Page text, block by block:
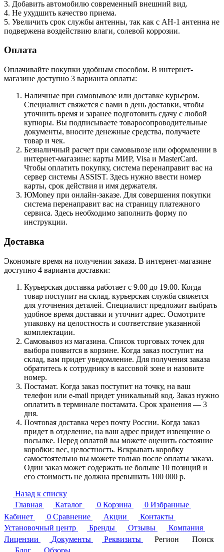
3. Добавить автомобилю современный внешний вид.
4. Не ухудшить качество приема.
5. Увеличить срок службы антенны, так как с АН-1 антенна не
подвержена воздействию влаги, солевой коррозии.
Оплата
Оплачивайте покупки удобным способом. В интернет-
магазине доступно 3 варианта оплаты:
Наличные при самовывозе или доставке курьером.
Специалист свяжется с вами в день доставки, чтобы
уточнить время и заранее подготовить сдачу с любой
купюры. Вы подписываете товаросопроводительные
документы, вносите денежные средства, получаете
товар и чек.
Безналичный расчет при самовывозе или оформлении в
интернет-магазине: карты МИР, Visa и MasterCard.
Чтобы оплатить покупку, система перенаправит вас на
сервер системы ASSIST. Здесь нужно ввести номер
карты, срок действия и имя держателя.
ЮMoney при онлайн-заказе. Для совершения покупки
система перенаправит вас на страницу платежного
сервиса. Здесь необходимо заполнить форму по
инструкции.
Доставка
Экономьте время на получении заказа. В интернет-магазине
доступно 4 варианта доставки:
Курьерская доставка работает с 9.00 до 19.00. Когда
товар поступит на склад, курьерская служба свяжется
для уточнения деталей. Специалист предложит выбрать
удобное время доставки и уточнит адрес. Осмотрите
упаковку на целостность и соответствие указанной
комплектации.
Самовывоз из магазина. Список торговых точек для
выбора появится в корзине. Когда заказ поступит на
склад, вам придет уведомление. Для получения заказа
обратитесь к сотруднику в кассовой зоне и назовите
номер.
Постамат. Когда заказ поступит на точку, на ваш
телефон или e-mail придет уникальный код. Заказ нужно
оплатить в терминале постамата. Срок хранения — 3
дня.
Почтовая доставка через почту России. Когда заказ
придет в отделение, на ваш адрес придет извещение о
посылке. Перед оплатой вы можете оценить состояние
коробки: вес, целостность. Вскрывать коробку
самостоятельно вы можете только после оплаты заказа.
Один заказ может содержать не больше 10 позиций и
его стоимость не должна превышать 100 000 р.
Назад к списку
Главная
Каталог 0 Корзина 0 Избранные
Кабинет
0 Сравнение Акции
Контакты
Установочный центр
Бренды Отзывы
Компания
Лицензии
Документы Реквизиты Регион
Поиск
Блог
Обзоры